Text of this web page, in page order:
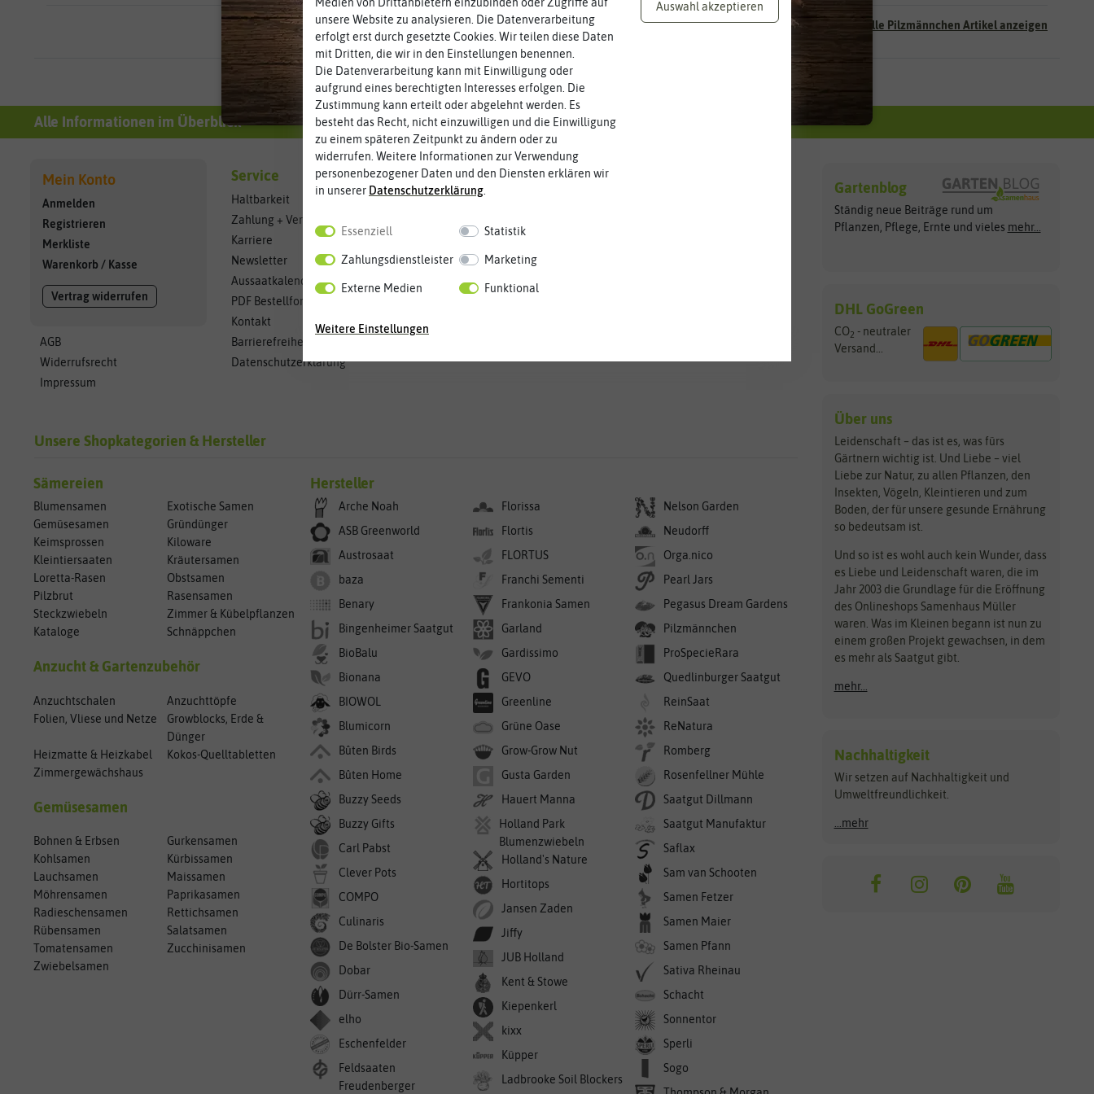
Alle Pilzmännchen Artikel anzeigen
Alle Informationen im Überblick
Mein Konto
Anmelden
Registrieren
Merkliste
Warenkorb / Kasse
Vertrag widerrufen
AGB
Widerrufsrecht
Impressum
Service
Haltbarkeit
Zahlung + Versand
Karriere
Newsletter
Aussaatkalender
PDF Bestellformular
Kontakt
Barrierefreiheitserklärung
Datenschutzerklärung
Zahlungsarten
Rechnung Kreditkarte
Unsere Shopkategorien & Hersteller
Sämereien
Blumensamen
Exotische Samen
Gemüsesamen
Gründünger
Keimsprossen
Kiloware
Kleintiersaaten
Kräutersamen
Loretta-Rasen
Obstsamen
Pilzbrut
Rasensamen
Steckzwiebeln
Zimmer & Kübelpflanzen
Kataloge
Schnäppchen
Anzucht & Gartenzubehör
Anzuchtschalen
Anzuchttöpfe
Folien, Vliese und Netze
Growblocks, Erde &
Dünger
Heizmatte & Heizkabel
Kokos-Quelltabletten
Zimmergewächshaus
Gemüsesamen
Bohnen & Erbsen
Gurkensamen
Kohlsamen
Kürbissamen
Lauchsamen
Maissamen
Möhrensamen
Paprikasamen
Radieschensamen
Rettichsamen
Rübensamen
Salatsamen
Tomatensamen
Zucchinisamen
Zwiebelsamen
Hersteller
Arche Noah
ASB Greenworld
Austrosaat
baza
Benary
Bingenheimer Saatgut
BioBalu
Bionana
BIOWOL
Blumicorn
Bûten Birds
Bûten Home
Buzzy Seeds
Buzzy Gifts
Carl Pabst
Clever Pots
COMPO
Culinaris
De Bolster Bio-Samen
Dobar
Dürr-Samen
elho
Eschenfelder
Feldsaaten
Freudenberger
Florissa
Flortis
FLORTUS
Franchi Sementi
Frankonia Samen
Garland
Gardissimo
GEVO
Greenline
Grüne Oase
Grow-Grow Nut
Gusta Garden
Hauert Manna
Holland Park
Blumenzwiebeln
Holland's Nature
Hortitops
Jansen Zaden
Jiffy
JUB Holland
Kent & Stowe
Kiepenkerl
kixx
Küpper
Ladbrooke Soil Blockers
Nelson Garden
Neudorff
Orga.nico
Pearl Jars
Pegasus Dream Gardens
Pilzmännchen
ProSpecieRara
Quedlinburger Saatgut
ReinSaat
ReNatura
Romberg
Rosenfellner Mühle
Saatgut Dillmann
Saatgut Manufaktur
Saflax
Sam van Schooten
Samen Fetzer
Samen Maier
Samen Pfann
Sativa Rheinau
Schacht
Sonnentor
Sperli
Sogo
Gartenblog
Ständig neue Beiträge rund um
Pflanzen, Pflege, Ernte und vieles mehr...
DHL GoGreen
CO2 - neutraler
Versand...
Über uns
Leidenschaft – das ist es, was fürs
Gärtnern wichtig ist. Und Liebe – viel
Liebe zur Natur, zu allen Pflanzen, den
Insekten, Vögeln, Kleintieren und zum
Boden, der für unsere gesunde Ernährung
so bedeutsam ist.
Und so ist es wohl auch kein Wunder, dass
es Liebe und Leidenschaft waren, die im
Jahr 2003 die Grundlage für die Eröffnung
des Onlineshops Samenhaus Müller
waren. Was im Kleinen begann ist nun zu
einem großen Projekt gewachsen, in dem
es mehr als Saatgut gibt.
mehr...
Nachhaltigkeit
Wir setzen auf Nachhaltigkeit und
Umweltfreundlichkeit.
...mehr
unsere Website zu analysieren. Die Datenverarbeitung
erfolgt erst durch gesetzte Cookies. Wir teilen diese Daten
mit Dritten, die wir in den Einstellungen benennen.
Die Datenverarbeitung kann mit Einwilligung oder
aufgrund eines berechtigten Interesses erfolgen. Die
Zustimmung kann erteilt oder abgelehnt werden. Es
besteht das Recht, nicht einzuwilligen und die Einwilligung
zu einem späteren Zeitpunkt zu ändern oder zu
widerrufen. Weitere Informationen zur Verwendung
personenbezogener Daten und den Diensten erklären wir
in unserer Daten­schutz­erklärung
Essenziell Statistik
Zahlungsdienstleister Marketing
Externe Medien Funktional
Weitere Einstellungen
Auswahl akzeptieren
Knoblauch & Zwiebeln